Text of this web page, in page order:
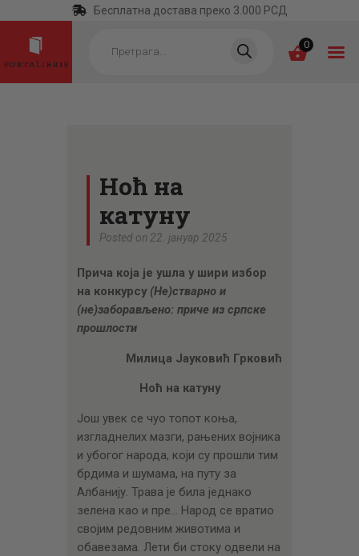
Бесплатна достава преко 3.000 РСД
search 0
НАЈПРОДАВАНИЈЕ
НОВЕ КЊИГЕ
ЗАБОРАВА
АУТОРИ
АКТУЕЛНОСТИ
ЦЕНОВНИК
Ноћ на
катуну
Posted on 22. јануар 2025
Прича која је ушла у шири избор
на конкурсу (Не)стварно и
(не)заборављено: приче из српске
прошлости
Милица Јауковић Грковић
Ноћ на катуну
Још увек се чуо топот коња,
изгладнелих мазги, рањених војника
и убогог народа, који су прошли тим
брдима и шумама, на путу за
Албанију. Трава је била једнако
зелена као и пре… Народ се вратио
својим редовним животима и
обавезама. Лети би стоку одвели на